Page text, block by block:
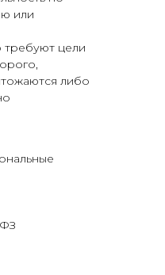
или
требуют цели
либо